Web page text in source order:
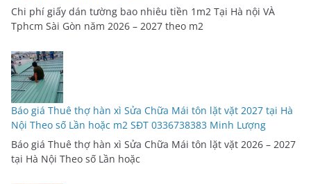
Chi phí giấy dán tường bao nhiêu tiền 1m2 Tại Hà nội VÀ
Tphcm Sài Gòn năm 2026 – 2027 theo m2
Báo giá Thuê thợ hàn xì Sửa Chữa Mái tôn lặt vặt 2027 tại Hà
Nội Theo số Lần hoặc m2 SĐT 0336738383 Minh Lượng
Báo giá Thuê thợ hàn xì Sửa Chữa Mái tôn lặt vặt 2026 – 2027
tại Hà Nội Theo số Lần hoặc